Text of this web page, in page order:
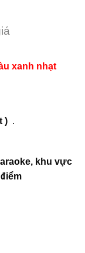
xanh nhạt
) .
khu vực